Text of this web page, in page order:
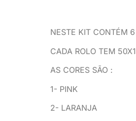
NESTE KIT CONTÉM
CADA ROLO TEM
AS CORES SÃO :
1- PINK
2- LARANJA